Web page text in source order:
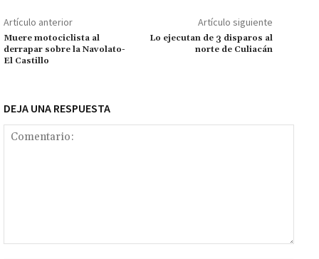
o
k
p
p
ge
r
m Li
n
k
p
ar
tir
Artículo anterior
Muere motociclista al
derrapar sobre la Navolato-
El Castillo
Artículo siguiente
Lo ejecutan de 3 disparos al
norte de Culiacán
DEJA UNA RESPUESTA